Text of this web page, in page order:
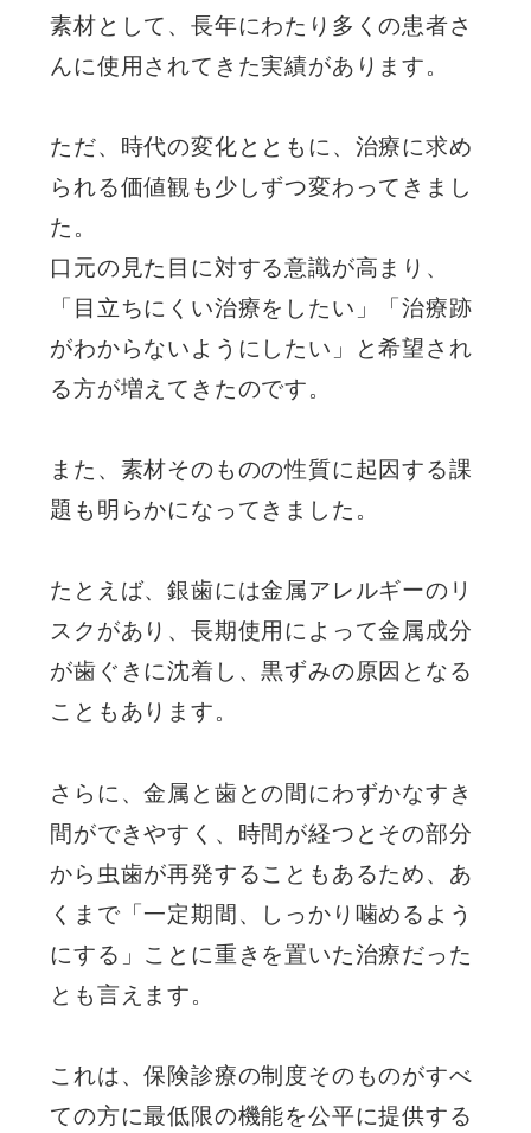
素材として、長年にわたり多くの患者さ
んに使用されてきた実績があります。
ただ、時代の変化とともに、治療に求め
られる価値観も少しずつ変わってきまし
た。
口元の見た目に対する意識が高まり、
「目立ちにくい治療をしたい」「治療跡
がわからないようにしたい」と希望され
る方が増えてきたのです。
また、素材そのものの性質に起因する課
題も明らかになってきました。
たとえば、銀歯には金属アレルギーのリ
スクがあり、長期使用によって金属成分
が歯ぐきに沈着し、黒ずみの原因となる
こともあります。
さらに、金属と歯との間にわずかなすき
間ができやすく、時間が経つとその部分
から虫歯が再発することもあるため、あ
くまで「一定期間、しっかり噛めるよう
にする」ことに重きを置いた治療だった
とも言えます。
これは、保険診療の制度そのものがすべ
ての方に最低限の機能を公平に提供する